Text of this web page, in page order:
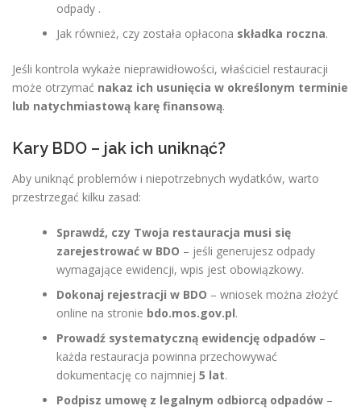
odpady .
Jak również, czy została opłacona składka roczna.
Jeśli kontrola wykaże nieprawidłowości, właściciel restauracji
może otrzymać nakaz ich usunięcia w określonym terminie
lub natychmiastową karę finansową.
Kary BDO – jak ich uniknąć?
Aby uniknąć problemów i niepotrzebnych wydatków, warto
przestrzegać kilku zasad:
Sprawdź, czy Twoja restauracja musi się
zarejestrować w BDO – jeśli generujesz odpady
wymagające ewidencji, wpis jest obowiązkowy.
Dokonaj rejestracji w BDO – wniosek można złożyć
online na stronie bdo.mos.gov.pl.
Prowadź systematyczną ewidencję odpadów –
każda restauracja powinna przechowywać
dokumentację co najmniej 5 lat.
Podpisz umowę z legalnym odbiorcą odpadów –